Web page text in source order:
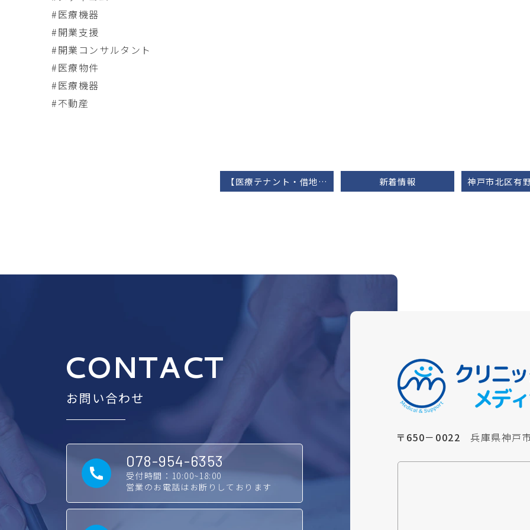
#医療機器
#開業支援
#開業コンサルタント
#医療物件
#医療機器
#不動産
【医療テナント・借地情報を募集しております】 新着情報
CONTACT
お問い合わせ
078-954-6353
受付時間：10:00~18:00
営業のお電話はお断りしております
〒650－0022 兵庫県神戸